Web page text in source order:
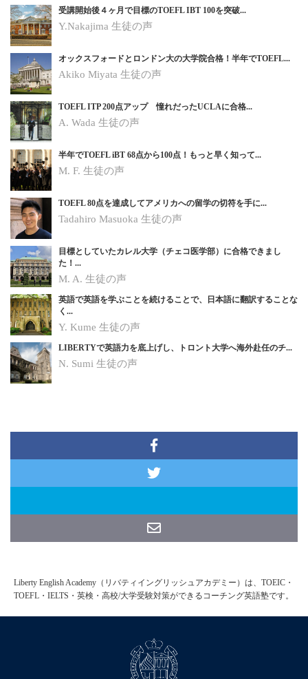
受講開始後４ヶ月で目標のTOEFL IBT 100を突破...
Y.Nakajima 生徒の声
オックスフォードとロンドン大の大学院合格！半年でTOEFL...
Akiko Miyata 生徒の声
TOEFL ITP 200点アップ 憧れだったUCLAに合格...
A. Wada 生徒の声
半年でTOEFL iBT 68点から100点！もっと早く知って...
M. F. 生徒の声
TOEFL 80点を達成してアメリカへの留学の切符を手に...
Tadahiro Masuoka 生徒の声
目標としていたカレル大学（チェコ医学部）に合格できまし
た！...
M. A. 生徒の声
英語で英語を学ぶことを続けることで、日本語に翻訳することな
く...
Y. Kume 生徒の声
LIBERTYで英語力を底上げし、トロント大学へ海外赴任のチ...
N. Sumi 生徒の声
Liberty English Academy（リバティイングリッシュアカデミー）は、TOEIC・
TOEFL・IELTS・英検・高校/大学受験対策ができるコーチング英語塾です。